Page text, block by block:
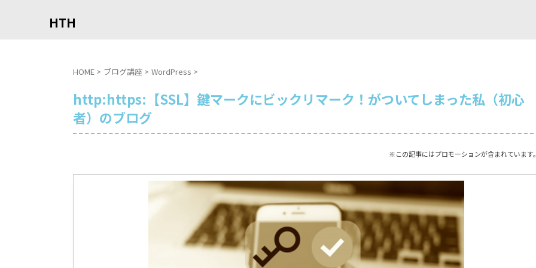
HTH
HOME > ブログ講座 > WordPress >
http:https:【SSL】鍵マークにビックリマーク！がついてしまった私（初心
者）のブログ
※この記事にはプロモーションが含まれています